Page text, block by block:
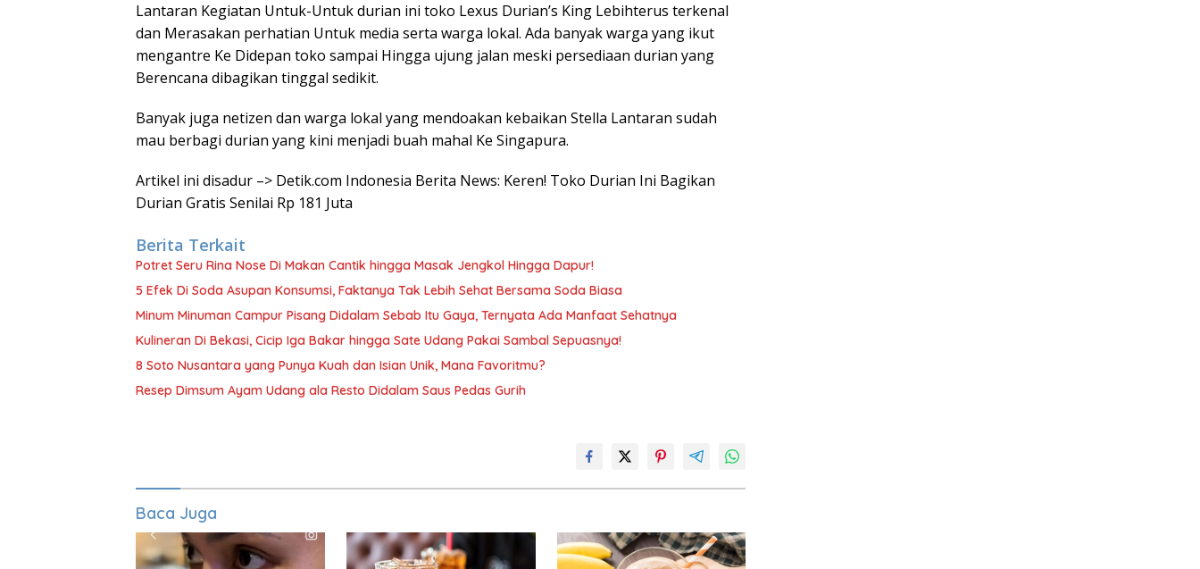
Lantaran Kegiatan Untuk-Untuk durian ini toko Lexus Durian’s King Lebihterus terkenal
dan Merasakan perhatian Untuk media serta warga lokal. Ada banyak warga yang ikut
mengantre Ke Didepan toko sampai Hingga ujung jalan meski persediaan durian yang
Berencana dibagikan tinggal sedikit.
Banyak juga netizen dan warga lokal yang mendoakan kebaikan Stella Lantaran sudah
mau berbagi durian yang kini menjadi buah mahal Ke Singapura.
Artikel ini disadur –> Detik.com Indonesia Berita News: Keren! Toko Durian Ini Bagikan
Durian Gratis Senilai Rp 181 Juta
Berita Terkait
Potret Seru Rina Nose Di Makan Cantik hingga Masak Jengkol Hingga Dapur!
5 Efek Di Soda Asupan Konsumsi, Faktanya Tak Lebih Sehat Bersama Soda Biasa
Minum Minuman Campur Pisang Didalam Sebab Itu Gaya, Ternyata Ada Manfaat Sehatnya
Kulineran Di Bekasi, Cicip Iga Bakar hingga Sate Udang Pakai Sambal Sepuasnya!
8 Soto Nusantara yang Punya Kuah dan Isian Unik, Mana Favoritmu?
Resep Dimsum Ayam Udang ala Resto Didalam Saus Pedas Gurih
Baca Juga